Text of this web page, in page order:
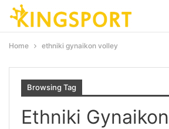
Home ethniki gynaikon volley
Browsing Tag
Ethniki Gynaikon